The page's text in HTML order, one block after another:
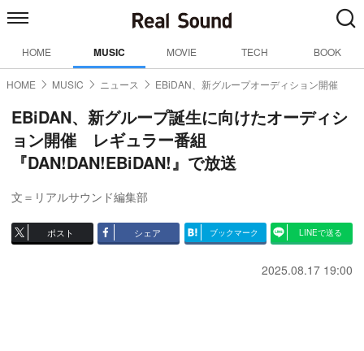
HOME MUSIC MOVIE TECH BOOK
HOME MUSIC ニュース EBiDAN、新グループオーディション開催
EBiDAN、新グループ誕生に向けたオーディシ
ョン開催 レギュラー番組
『DAN!DAN!EBiDAN!』で放送
文＝リアルサウンド編集部
ポスト シェア ブックマーク LINEで送る
2025.08.17 19:00